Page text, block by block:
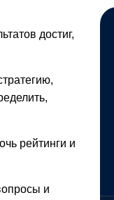
достиг,
рейтинги и
и